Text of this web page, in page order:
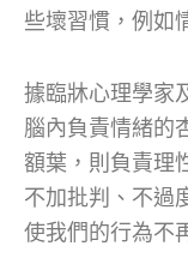
些壞習慣，例如
據臨牀心理學家
腦內負責情緒的
額葉，則負責理
不加批判、不過
使我們的行為不